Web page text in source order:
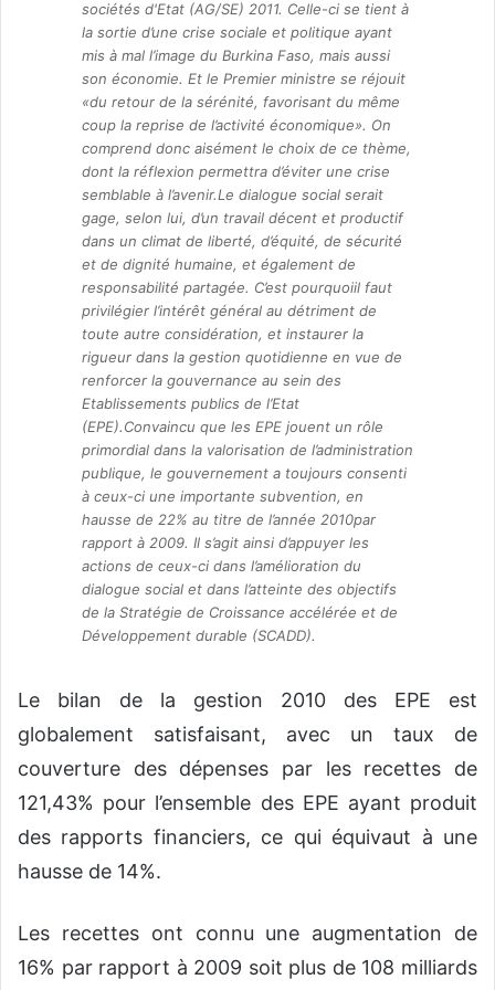
sociétés d'Etat (AG/SE) 2011. Celle-ci se tient à
la sortie d’une crise sociale et politique ayant
mis à mal l’image du Burkina Faso, mais aussi
son économie. Et le Premier ministre se réjouit
«du retour de la sérénité, favorisant du même
coup la reprise de l’activité économique». On
comprend donc aisément le choix de ce thème,
dont la réflexion permettra d’éviter une crise
semblable à l’avenir.Le dialogue social serait
gage, selon lui, d’un travail décent et productif
dans un climat de liberté, d’équité, de sécurité
et de dignité humaine, et également de
responsabilité partagée. C’est pourquoiil faut
privilégier l’intérêt général au détriment de
toute autre considération, et instaurer la
rigueur dans la gestion quotidienne en vue de
renforcer la gouvernance au sein des
Etablissements publics de l’Etat
(EPE).Convaincu que les EPE jouent un rôle
primordial dans la valorisation de l’administration
publique, le gouvernement a toujours consenti
à ceux-ci une importante subvention, en
hausse de 22% au titre de l’année 2010par
rapport à 2009. Il s’agit ainsi d’appuyer les
actions de ceux-ci dans l’amélioration du
dialogue social et dans l’atteinte des objectifs
de la Stratégie de Croissance accélérée et de
Développement durable (SCADD).
Le bilan de la gestion 2010 des EPE est
globalement satisfaisant, avec un taux de
couverture des dépenses par les recettes de
121,43% pour l’ensemble des EPE ayant produit
des rapports financiers, ce qui équivaut à une
hausse de 14%.
Les recettes ont connu une augmentation de
16% par rapport à 2009 soit plus de 108 milliards